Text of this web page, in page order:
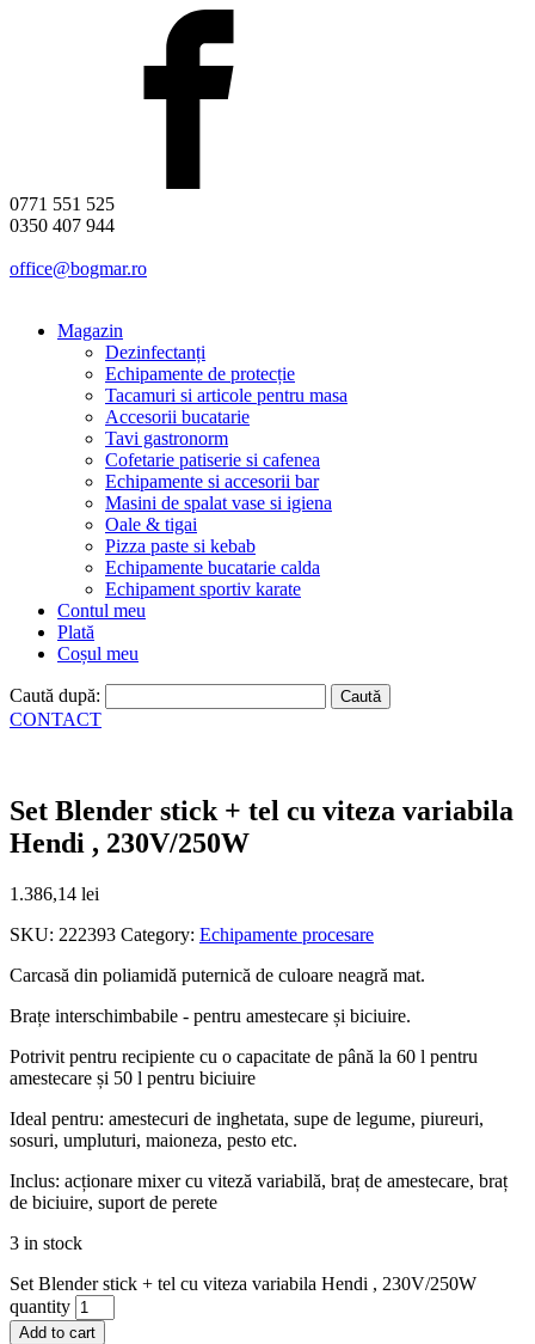
0771 551 525
0350 407 944
office@bogmar.ro
Magazin
Dezinfectanți
Echipamente de protecție
Tacamuri si articole pentru masa
Accesorii bucatarie
Tavi gastronorm
Cofetarie patiserie si cafenea
Echipamente si accesorii bar
Masini de spalat vase si igiena
Oale & tigai
Pizza paste si kebab
Echipamente bucatarie calda
Echipament sportiv karate
Contul meu
Plată
Coșul meu
Caută după:
CONTACT
Set Blender stick + tel cu viteza variabila
Hendi , 230V/250W
1.386,14 lei
SKU: 222393 Category: Echipamente procesare
Carcasă din poliamidă puternică de culoare neagră mat.
Brațe interschimbabile - pentru amestecare și biciuire.
Potrivit pentru recipiente cu o capacitate de până la 60 l pentru
amestecare și 50 l pentru biciuire
Ideal pentru: amestecuri de inghetata, supe de legume, piureuri,
sosuri, umpluturi, maioneza, pesto etc.
Inclus: acționare mixer cu viteză variabilă, braț de amestecare, braț
de biciuire, suport de perete
3 in stock
Set Blender stick + tel cu viteza variabila Hendi , 230V/250W
quantity
Add to cart